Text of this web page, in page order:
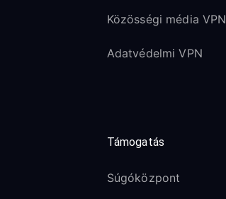
Közösségi média VPN
Adatvédelmi VPN
Támogatás
Súgóközpont